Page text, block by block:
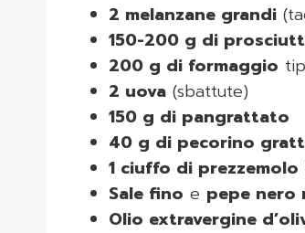
2 melanzane grandi
150-200 g di
200 g di formaggio
2 uova (sbattute)
150 g di pangrattato
40 g di pecorino
1 ciuffo di
Sale fino e pepe nero
Olio extravergine